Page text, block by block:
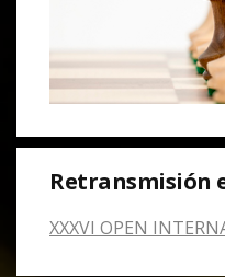
Retransmisión
XXXVI OPEN